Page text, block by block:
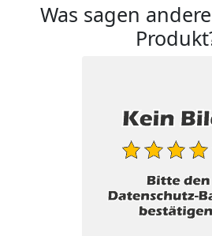
Was sagen